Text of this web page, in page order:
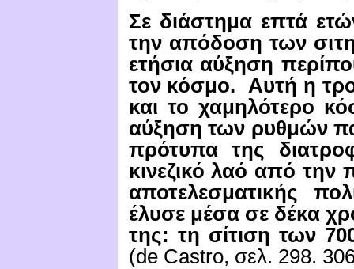
Σε διάστημα επτά
την απόδοση των
ετήσια αύξηση
τον κόσμο. Αυτή η
και το χαμηλότερο
αύξηση των ρυθμών
πρότυπα της
κινεζικό λαό από την
αποτελεσματικής
έλυσε μέσα σε δέκα
της: τη σίτιση των
(de Castro, σελ. 298.